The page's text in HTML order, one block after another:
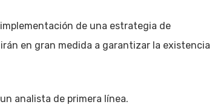
de una estrategia de
en gran medida a garantizar la existencia
analista de primera línea.